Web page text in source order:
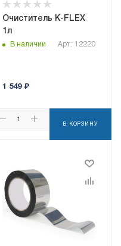
Очиститель K-FLEX
1л
В наличии Арт.: 12220
1 549₽
В КОРЗИНУ